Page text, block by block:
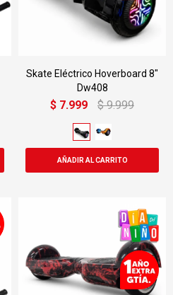
Skate Eléctrico Hoverboard 8"
Dw408
$ 7.999 $ 9.999